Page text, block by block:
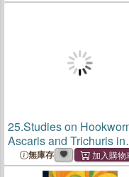
25.Studies on
Ascaris and Trichuris in
Panama
無庫存